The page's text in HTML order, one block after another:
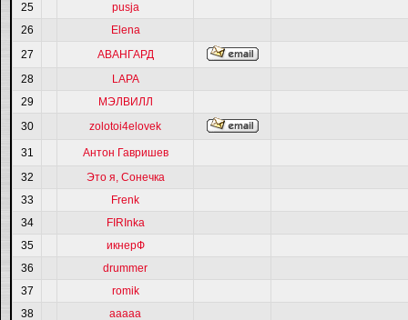
25
pusja
26
Elena
27
АВАНГАРД
28
LAPA
29
МЭЛВИЛЛ
30
zolotoi4elovek
31
Антон Гавришев
32
Это я, Сонечка
33
Frenk
34
FIRInka
35
икнерФ
36
drummer
37
romik
38
ааааа